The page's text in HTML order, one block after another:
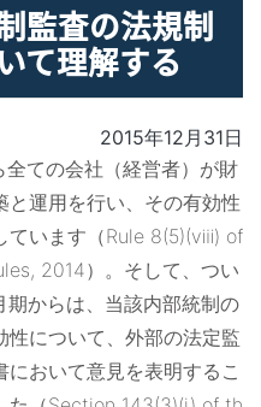
監査の法規制
て理解する
2015年12月31日
ての会社（経営者）が財
運用を行い、その有効性
ています（Rule 8(5)(ⅷ) of
2014）。そして、つい
からは、当該内部統制の
について、外部の法定監
おいて意見を表明するこ